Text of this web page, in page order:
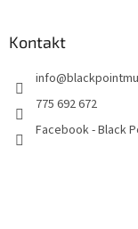
Kontakt
info@
775 692 672
Facebook - Black